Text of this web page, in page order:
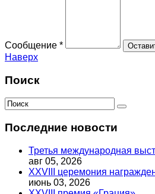
Сообщение *
Наверх
Поиск
Последние новости
Третья международная
авг 05, 2026
XXVIII церемония
июнь 03, 2026